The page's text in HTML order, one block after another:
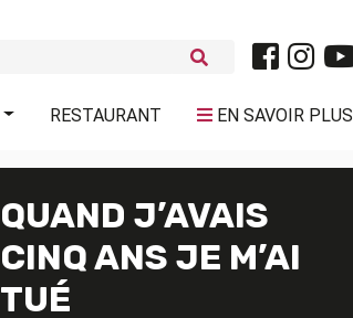
RESTAURANT EN SAVOIR PLUS
QUAND J’AVAIS
CINQ ANS JE M’AI
TUÉ